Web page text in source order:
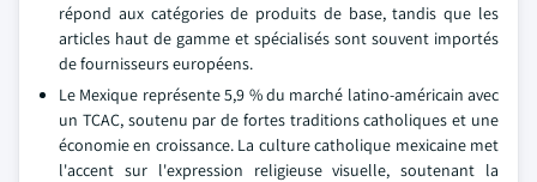
répond aux catégories de produits de base, tandis que les
articles haut de gamme et spécialisés sont souvent importés
de fournisseurs européens.
Le Mexique représente 5,9 % du marché latino-américain avec
un TCAC, soutenu par de fortes traditions catholiques et une
économie en croissance. La culture catholique mexicaine met
l'accent sur l'expression religieuse visuelle, soutenant la